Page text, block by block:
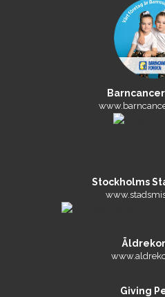
Stockholms
Giving